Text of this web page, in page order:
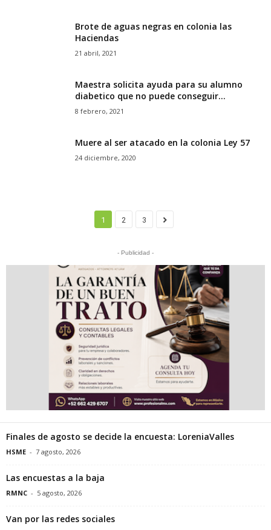
Brote de aguas negras en colonia las
Haciendas
21 abril, 2021
Maestra solicita ayuda para su alumno
diabetico que no puede conseguir...
8 febrero, 2021
Muere al ser atacado en la colonia Ley 57
24 diciembre, 2020
1 2 3
- Publicidad -
Finales de agosto se decide la encuesta: LoreniaValles
HSME - 7 agosto, 2026
Las encuestas a la baja
RMNC - 5 agosto, 2026
Van por las redes sociales